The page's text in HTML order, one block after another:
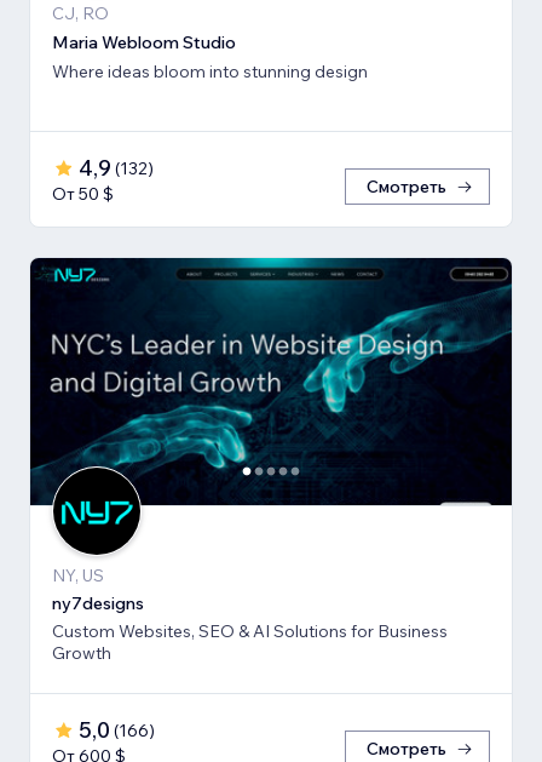
CJ, RO
Maria Webloom Studio
Where ideas bloom into stunning design
4,9 (132)
От 50 $
Смотреть
NY, US
ny7designs
Custom Websites, SEO & AI Solutions for Business
Growth
5,0 (166)
От 600 $
Смотреть